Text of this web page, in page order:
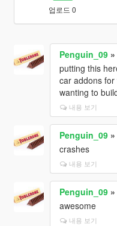
업로드 0
Penguin_09»
putting this
car addons
wanting to
내용 보기
Penguin_09»
crashes
내용 보기
Penguin_09»
awesome
내용 보기